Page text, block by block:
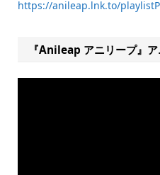
https://anileap.lnk.to/
『Anileap アニリープ』